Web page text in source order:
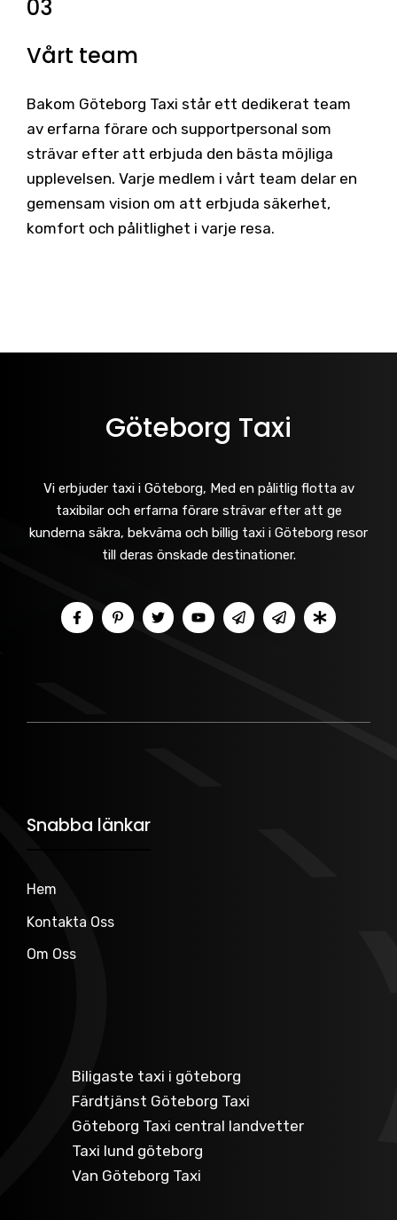
03
Vårt team
Bakom Göteborg Taxi står ett dedikerat team
av erfarna förare och supportpersonal som
strävar efter att erbjuda den bästa möjliga
upplevelsen. Varje medlem i vårt team delar en
gemensam vision om att erbjuda säkerhet,
komfort och pålitlighet i varje resa.
Göteborg Taxi
Vi erbjuder taxi i Göteborg, Med en pålitlig flotta av
taxibilar och erfarna förare strävar efter att ge
kunderna säkra, bekväma och billig taxi i Göteborg resor
till deras önskade destinationer.
Snabba länkar
Hem
Kontakta Oss
Om Oss
Biligaste taxi i göteborg
Färdtjänst Göteborg Taxi
Göteborg Taxi central landvetter
Taxi lund göteborg
Van Göteborg Taxi